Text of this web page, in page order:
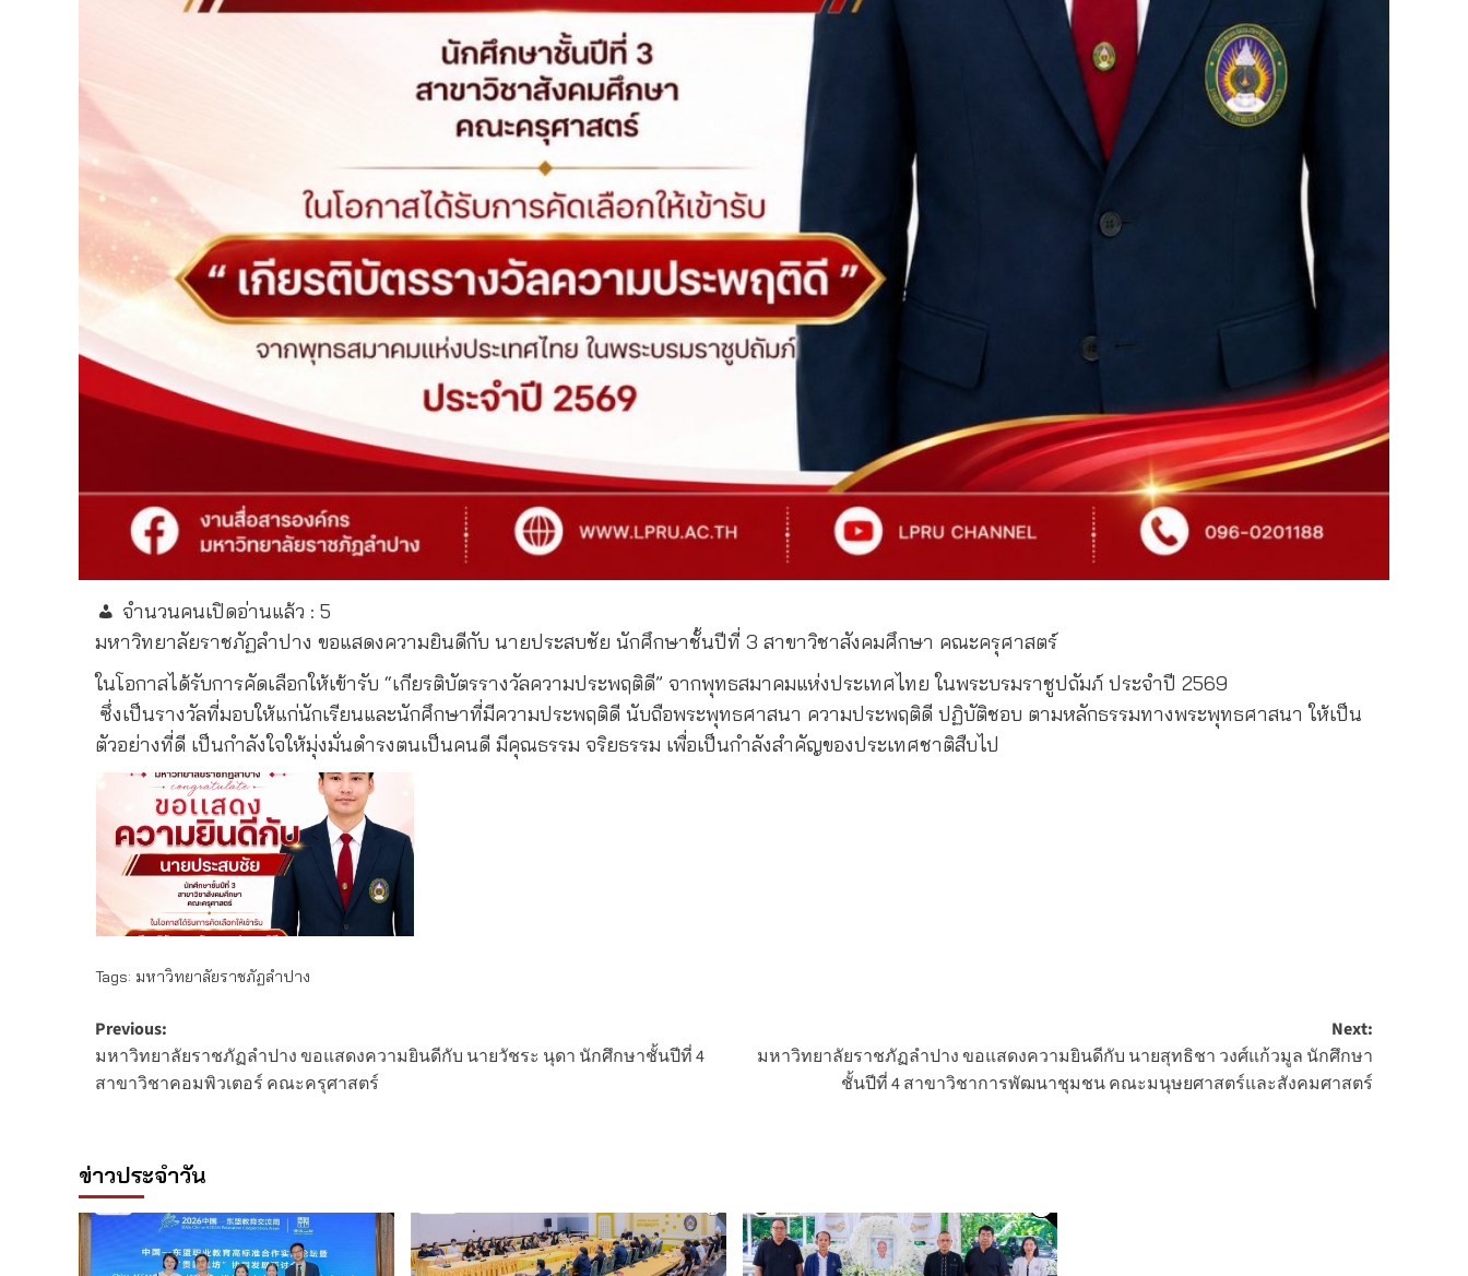
จำนวนคนเปิดอ่านแล้ว : 5
มหาวิทยาลัยราชภัฏลำปาง ขอแสดงความยินดีกับ นายประสบชัย นักศึกษาชั้นปีที่ 3 สาขาวิชาสังคมศึกษา คณะครุศาสตร์
ในโอกาสได้รับการคัดเลือกให้เข้ารับ “เกียรติบัตรรางวัลความประพฤติดี” จากพุทธสมาคมแห่งประเทศไทย ในพระบรมราชูปถัมภ์ ประจำปี 2569
ซึ่งเป็นรางวัลที่มอบให้แก่นักเรียนและนักศึกษาที่มีความประพฤติดี นับถือพระพุทธศาสนา ความประพฤติดี ปฏิบัติชอบ ตามหลักธรรมทางพระพุทธศาสนา ให้เป็น
ตัวอย่างที่ดี เป็นกำลังใจให้มุ่งมั่นดำรงตนเป็นคนดี มีคุณธรรม จริยธรรม เพื่อเป็นกำลังสำคัญของประเทศชาติสืบไป
Tags: มหาวิทยาลัยราชภัฏลำปาง
Post
navigation
Previous:
มหาวิทยาลัยราชภัฏลำปาง ขอแสดงความยินดีกับ นายวัชระ นุดา นักศึกษาชั้นปีที่ 4
สาขาวิชาคอมพิวเตอร์ คณะครุศาสตร์
Next:
มหาวิทยาลัยราชภัฏลำปาง ขอแสดงความยินดีกับ นายสุทธิชา วงศ์แก้วมูล นักศึกษา
ชั้นปีที่ 4 สาขาวิชาการพัฒนาชุมชน คณะมนุษยศาสตร์และสังคมศาสตร์
ข่าวประจำวัน